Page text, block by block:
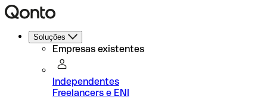
Soluções
Empresas existentes
Independentes
Freelancers e ENI